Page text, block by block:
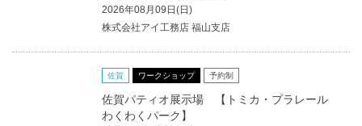
2026年08月09日(日)
株式会社アイ工務店 福山支店
佐賀 ワークショップ 予約制
佐賀パティオ展示場 【トミカ・プラレール
わくわくパーク】